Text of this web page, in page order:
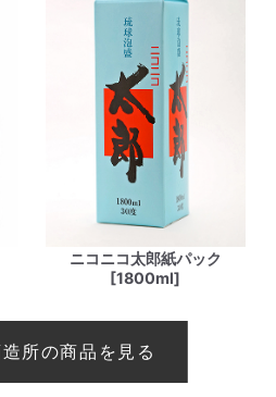
ニコニコ太郎紙パック
[1800ml]
所の商品を見る